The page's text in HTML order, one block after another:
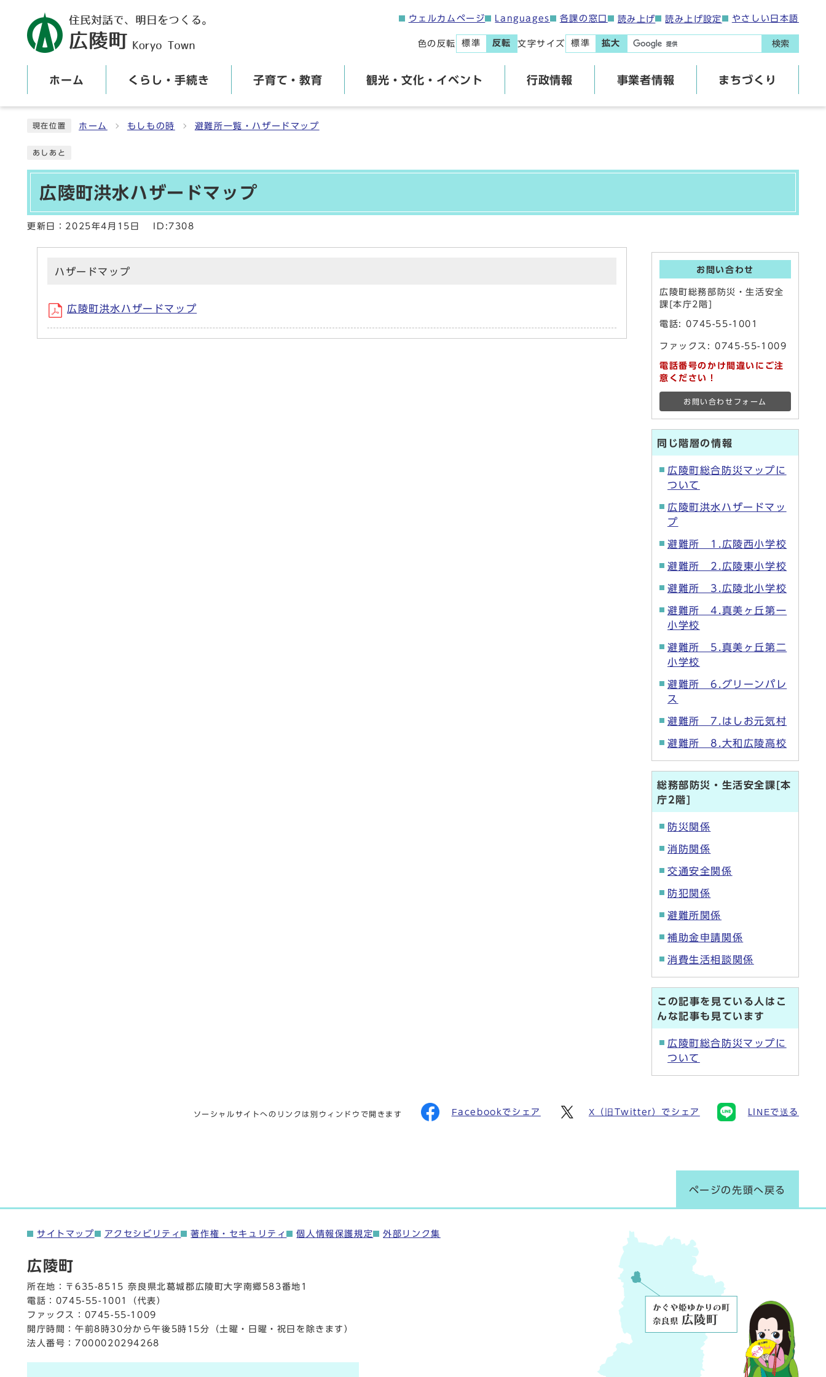
ウェルカムページ Languages 各課の窓口 読み上げ 読み上げ設定 やさしい日本語
色の反転 標準 反転 文字サイズ 標準 拡大 検索
ホーム くらし・手続き 子育て・教育 観光・文化・イベント 行政情報 事業者情報 まちづくり
現在位置 ホーム もしもの時 避難所一覧・ハザードマップ
あしあと
広陵町洪水ハザードマップ
更新日： 2025年4月15日 ID:7308
ハザードマップ
広陵町洪水ハザードマップ
お問い合わせ
広陵町総務部防災・生活安全
課[本庁2階]
電話:0745-55-1001
ファックス: 0745-55-1009
電話番号のかけ間違いにご注
意ください！
お問い合わせフォーム
同じ階層の情報
広陵町総合防災マップに
ついて
広陵町洪水ハザードマッ
プ
避難所 1.広陵西小学校
避難所 2.広陵東小学校
避難所 3.広陵北小学校
避難所 4.真美ヶ丘第一
小学校
避難所 5.真美ヶ丘第二
小学校
避難所 6.グリーンパレ
ス
避難所 7.はしお元気村
避難所 8.大和広陵高校
総務部防災・生活安全課[本
庁2階]
防災関係
消防関係
交通安全関係
防犯関係
避難所関係
補助金申請関係
消費生活相談関係
この記事を見ている人はこ
んな記事も見ています
広陵町総合防災マップに
ついて
ソーシャルサイトへのリンクは別ウィンドウで開きます Facebookでシェア X（旧Twitter）でシェア LINEで送る
ページの先頭へ戻る
サイトマップ アクセシビリティ 著作権・セキュリティ 個人情報保護規定 外部リンク集
広陵町
所在地：〒635-8515 奈良県北葛城郡広陵町大字南郷583番地1
電話： 0745-55-1001
（代表）
ファックス：0745-55-1009
開庁時間：午前8時30分から午後5時15分（土曜・日曜・祝日を除きます）
法人番号：7000020294268